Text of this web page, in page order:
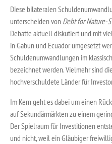
Diese bilateralen
unterscheiden von Debt for Nature-
Debatte aktuell diskutiert und mit
in Gabun und Ecuador umgesetzt
Schuldenumwandlungen im
bezeichnet werden. Vielmehr sind
hochverschuldete Länder für
Im Kern geht es dabei um einen
auf Sekundärmärkten zu einem
Der Spielraum für Investitionen
und nicht, weil ein Gläubiger